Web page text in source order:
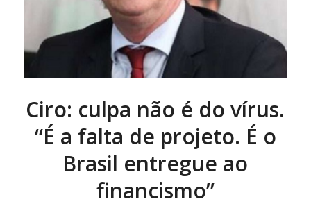
Ciro: culpa não é do vírus.
“É a falta de projeto. É o
Brasil entregue ao
financismo”